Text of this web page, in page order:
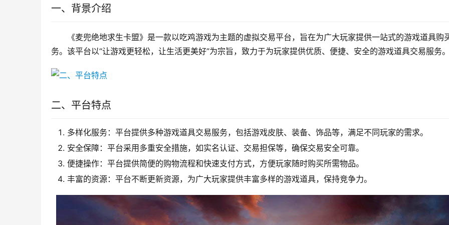
一、背景介绍
《麦兜绝地求生卡盟》是一款以吃鸡游戏为主题的虚拟交易平台，旨在为广大玩家提供一站式的游戏道具购
务。该平台以“让游戏更轻松，让生活更美好”为宗旨，致力于为玩家提供优质、便捷、安全的游戏道具交易服务。
二、平台特点
多样化服务：平台提供多种游戏道具交易服务，包括游戏皮肤、装备、饰品等，满足不同玩家的需求。
安全保障：平台采用多重安全措施，如实名认证、交易担保等，确保交易安全可靠。
便捷操作：平台提供简便的购物流程和快速支付方式，方便玩家随时购买所需物品。
丰富的资源：平台不断更新资源，为广大玩家提供丰富多样的游戏道具，保持竞争力。